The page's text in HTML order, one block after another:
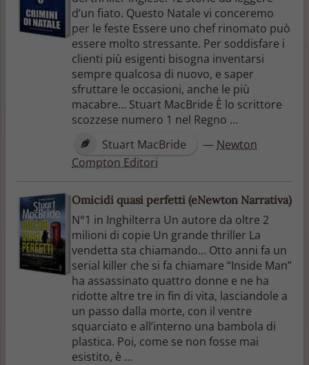
d’un fiato. Questo Natale vi conceremo
per le feste Essere uno chef rinomato può
essere molto stressante. Per soddisfare i
clienti più esigenti bisogna inventarsi
sempre qualcosa di nuovo, e saper
sfruttare le occasioni, anche le più
macabre… Stuart MacBride È lo scrittore
scozzese numero 1 nel Regno ...
Stuart MacBride
— Newton
Compton Editori
Omicidi quasi perfetti (eNewton Narrativa)
N°1 in Inghilterra Un autore da oltre 2
milioni di copie Un grande thriller La
vendetta sta chiamando... Otto anni fa un
serial killer che si fa chiamare “Inside Man”
ha assassinato quattro donne e ne ha
ridotte altre tre in fin di vita, lasciandole a
un passo dalla morte, con il ventre
squarciato e all’interno una bambola di
plastica. Poi, come se non fosse mai
esistito, è ...